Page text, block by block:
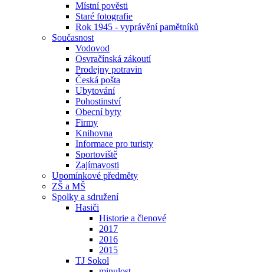
Místní pověsti
Staré fotografie
Rok 1945 - vyprávění pamětníků
Současnost
Vodovod
Osvračínská zákoutí
Prodejny potravin
Česká pošta
Ubytování
Pohostinství
Obecní byty
Firmy
Knihovna
Informace pro turisty
Sportoviště
Zajímavosti
Upomínkové předměty
ZŠ a MŠ
Spolky a sdružení
Hasiči
Historie a členové
2017
2016
2015
TJ Sokol